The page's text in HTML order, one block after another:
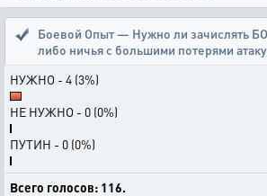
Боевой Опыт — Нужно ли зачислять
либо ничья с большими потерями
НУЖНО - 4 (3%)
НЕ НУЖНО - 0 (0%)
ПУТИН - 0 (0%)
Всего голосов: 116.